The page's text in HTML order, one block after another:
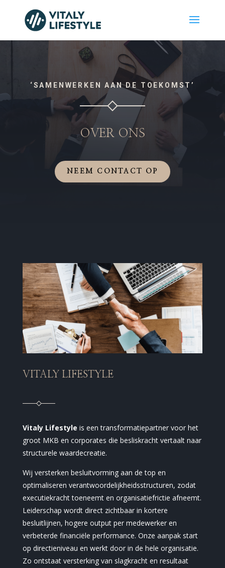
‘SAMENWERKEN AAN DE TOEKOMST’
OVER ONS
NEEM CONTACT OP
VITALY LIFESTYLE
Vitaly Lifestyle is een transformatiepartner voor het
groot MKB en corporates die besliskracht vertaalt naar
structurele waardecreatie.
Wij versterken besluitvorming aan de top en
optimaliseren verantwoordelijkheidsstructuren, zodat
executiekracht toeneemt en organisatiefrictie afneemt.
Leiderschap wordt direct zichtbaar in kortere
besluitlijnen, hogere output per medewerker en
verbeterde financiële performance. Onze aanpak start
op directieniveau en werkt door in de hele organisatie.
Zo ontstaat versterking van slagkracht en resultaat